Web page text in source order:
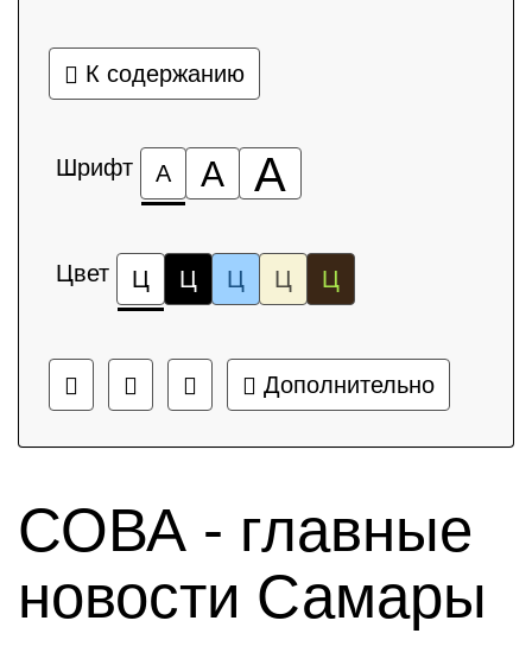
К содержанию
Шрифт А А А
Цвет Ц Ц Ц Ц Ц
Дополнительно
СОВА - главные
новости Самары